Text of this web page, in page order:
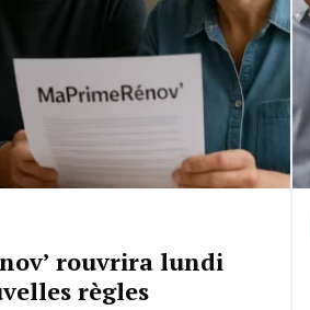
rouvrira lundi
règles